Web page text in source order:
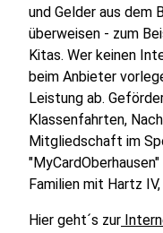
und Gelder aus dem
überweisen - zum
Kitas. Wer keinen
beim Anbieter
Leistung ab.
Klassenfahrten,
Mitgliedschaft im
Familien mit Hartz
Hier geht´s zur